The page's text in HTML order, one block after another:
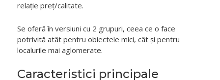
relație preț/calitate.
Se oferă în versiuni cu 2 grupuri, ceea ce o face
potrivită atât pentru obiectele mici, cât și pentru
localurile mai aglomerate.
Caracteristici principale